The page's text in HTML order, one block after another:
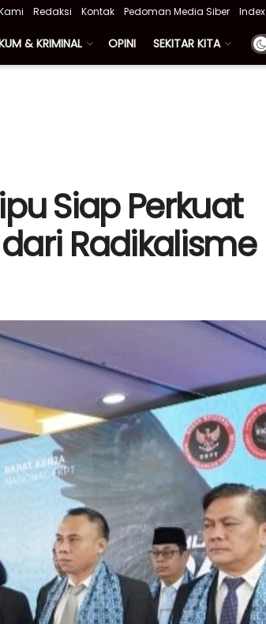
Redaksi Kontak Pedoman Media Siber Index
& KRIMINAL OPINI SEKITAR KITA
Siap Perkuat
Radikalisme